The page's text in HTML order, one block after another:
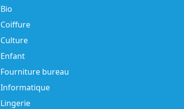
Bio
Coiffure
Culture
Enfant
Fourniture bureau
Informatique
Lingerie